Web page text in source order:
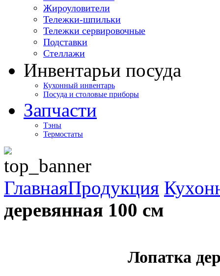
Жироуловители
Тележки-шпильки
Тележки сервировочные
Подставки
Стеллажи
Инвентарьи посуда
Кухонный инвентарь
Посуда и столовые приборы
Запчасти
Тэны
Термостаты
ГлавнаяПродукция
деревянная 100 см
Лопатка